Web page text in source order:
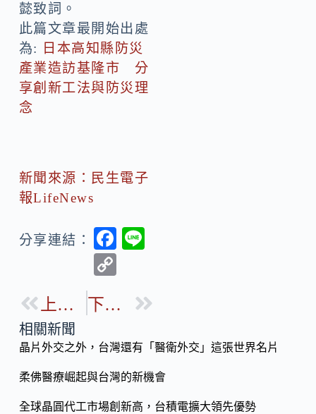
懿致詞。
此篇文章最開始出處
為:
日本高知縣防災
產業造訪基隆市 分
享創新工法與防災理
念
新聞來源：民生電子
報LifeNews
分享連結：
F
b
o
k
p
Li
n
k
上一篇 下一篇
相關新聞
晶片外交之外，台灣還有「醫衛外交」這張世界名片
柔佛醫療崛起與台灣的新機會
全球晶圓代工市場創新高，台積電擴大領先優勢